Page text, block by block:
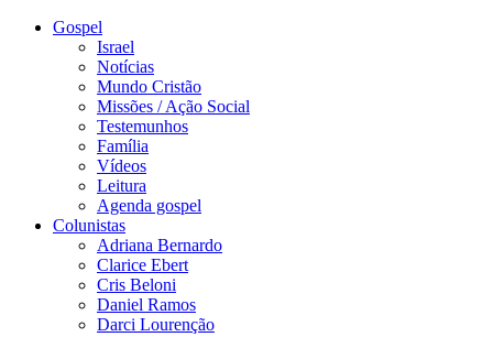
Gospel
Israel
Notícias
Mundo Cristão
Missões / Ação Social
Testemunhos
Família
Vídeos
Leitura
Agenda gospel
Colunistas
Adriana Bernardo
Clarice Ebert
Cris Beloni
Daniel Ramos
Darci Lourenção